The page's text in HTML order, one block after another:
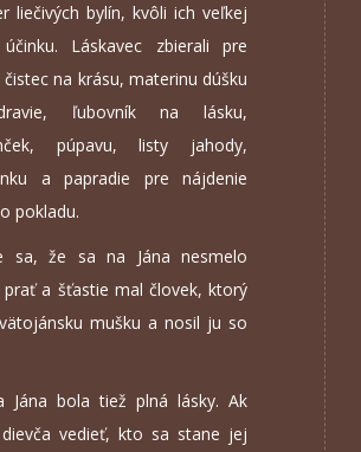
liečivých bylín, kvôli ich veľkej
Láskavec zbierali pre
na krásu, materinu dúšku
ľubovník na lásku,
púpavu, listy jahody,
a papradie pre nájdenie
pokladu.
sa, že sa na Jána nesmelo
prať a šťastie mal človek, ktorý
mušku a nosil ju so
Jána bola tiež plná lásky. Ak
vedieť, kto sa stane jej